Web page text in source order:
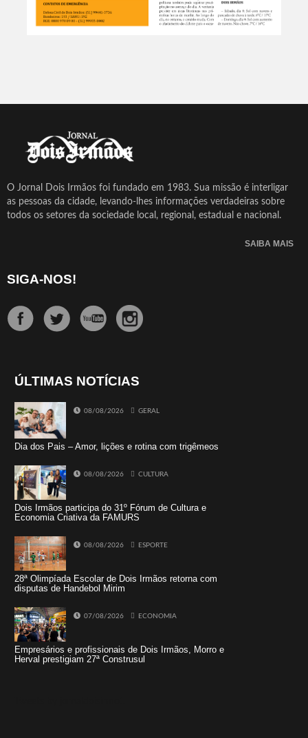
O Jornal Dois Irmãos foi fundado em 1983. Sua missão é interligar
as pessoas da cidade, levando-lhes informações verdadeiras sobre
todos os setores da sociedade local, regional, estadual e nacional.
SAIBA MAIS
SIGA-NOS!
ÚLTIMAS NOTÍCIAS
08/08/2026 GERAL
Dia dos Pais – Amor, lições e rotina com trigêmeos
08/08/2026 CULTURA
Dois Irmãos participa do 31º Fórum de Cultura e
Economia Criativa da FAMURS
08/08/2026 ESPORTE
28ª Olimpíada Escolar de Dois Irmãos retorna com
disputas de Handebol Mirim
07/08/2026 ECONOMIA
Empresários e profissionais de Dois Irmãos, Morro e
Herval prestigiam 27ª Construsul